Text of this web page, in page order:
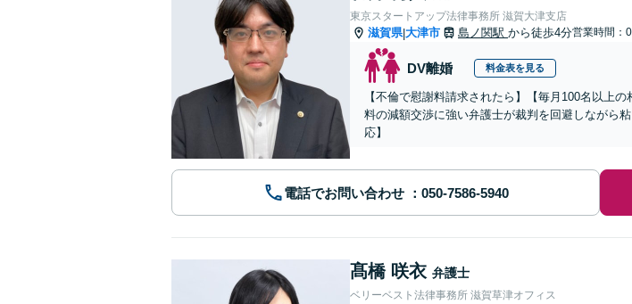
東京スタートアップ法律事務所 滋賀大津支店
滋賀県|大津市 島ノ関駅 から徒歩4分営業時間：
DV離婚 料金表を見る
【不倫で慰謝料請求されたら】【毎月100名以上
料の減額交渉に強い弁護士が裁判を回避しながら
応】
電話でお問い合わせ
髙橋 咲衣 弁護士
ベリーベスト法律事務所 滋賀草津オフィス